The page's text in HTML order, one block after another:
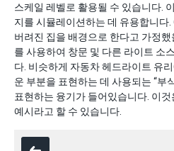
스케일 레벨로 활용될 수 있습니다.
지를 시뮬레이션하는 데 유용합니다
버려진 집을 배경으로 한다고 가정했
를 사용하여 창문 및 다른 라이트 소
다. 비슷하게 자동차 헤드라이트 유
운 부분을 표현하는 데 사용되는 “부
표현하는 융기가 들어있습니다. 이
예시라고 할 수 있습니다.